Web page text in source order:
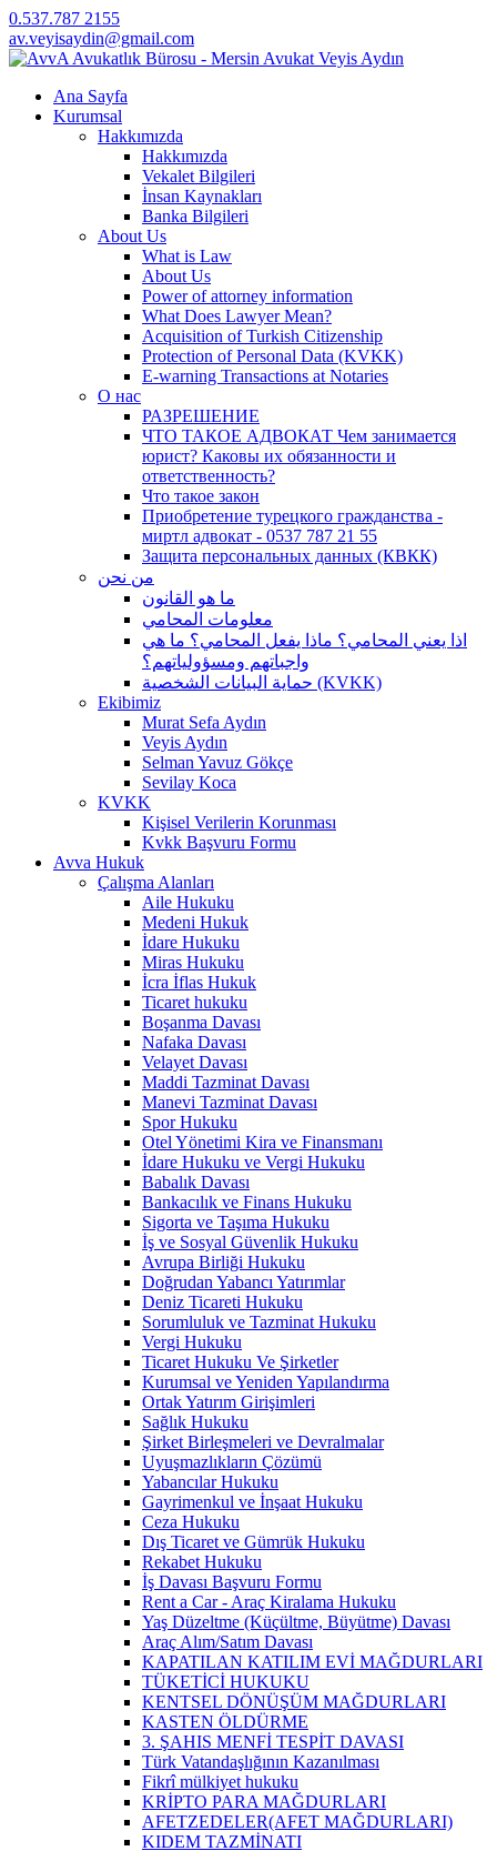
0.537.787 2155
av.veyisaydin@gmail.com
Ana Sayfa
Kurumsal
Hakkımızda
Hakkımızda
Vekalet Bilgileri
İnsan Kaynakları
Banka Bilgileri
About Us
What is Law
About Us
Power of attorney information
What Does Lawyer Mean?
Acquisition of Turkish Citizenship
Protection of Personal Data (KVKK)
E-warning Transactions at Notaries
О нас
РАЗРЕШЕНИЕ
ЧТО ТАКОЕ АДВОКАТ Чем занимается
юрист? Каковы их обязанности и
ответственность?
Что такое закон
Приобретение турецкого гражданства -
миртл адвокат - 0537 787 21 55
Защита персональных данных (КВКК)
من نحن
ما هو القانون
معلومات المحامي
اذا يعني المحامي؟ ماذا يفعل المحامي؟ ما هي
واجباتهم ومسؤولياتهم؟
حماية البيانات الشخصية (KVKK)
Ekibimiz
Murat Sefa Aydın
Veyis Aydın
Selman Yavuz Gökçe
Sevilay Koca
KVKK
Kişisel Verilerin Korunması
Kvkk Başvuru Formu
Avva Hukuk
Çalışma Alanları
Aile Hukuku
Medeni Hukuk
İdare Hukuku
Miras Hukuku
İcra İflas Hukuk
Ticaret hukuku
Boşanma Davası
Nafaka Davası
Velayet Davası
Maddi Tazminat Davası
Manevi Tazminat Davası
Spor Hukuku
Otel Yönetimi Kira ve Finansmanı
İdare Hukuku ve Vergi Hukuku
Babalık Davası
Bankacılık ve Finans Hukuku
Sigorta ve Taşıma Hukuku
İş ve Sosyal Güvenlik Hukuku
Avrupa Birliği Hukuku
Doğrudan Yabancı Yatırımlar
Deniz Ticareti Hukuku
Sorumluluk ve Tazminat Hukuku
Vergi Hukuku
Ticaret Hukuku Ve Şirketler
Kurumsal ve Yeniden Yapılandırma
Ortak Yatırım Girişimleri
Sağlık Hukuku
Şirket Birleşmeleri ve Devralmalar
Uyuşmazlıkların Çözümü
Yabancılar Hukuku
Gayrimenkul ve İnşaat Hukuku
Ceza Hukuku
Dış Ticaret ve Gümrük Hukuku
Rekabet Hukuku
İş Davası Başvuru Formu
Rent a Car - Araç Kiralama Hukuku
Yaş Düzeltme (Küçültme, Büyütme) Davası
Araç Alım/Satım Davası
KAPATILAN KATILIM EVİ MAĞDURLARI
TÜKETİCİ HUKUKU
KENTSEL DÖNÜŞÜM MAĞDURLARI
KASTEN ÖLDÜRME
3. ŞAHIS MENFİ TESPİT DAVASI
Türk Vatandaşlığının Kazanılması
Fikrî mülkiyet hukuku
KRİPTO PARA MAĞDURLARI
AFETZEDELER(AFET MAĞDURLARI)
KIDEM TAZMİNATI